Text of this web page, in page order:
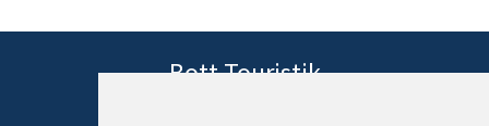
Bott Touristik